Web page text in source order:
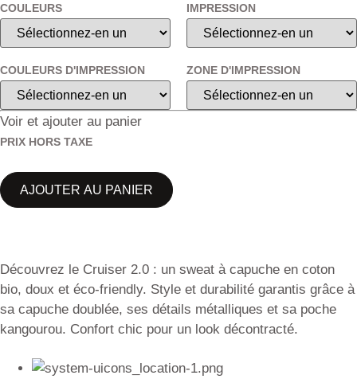
COULEURS IMPRESSION
COULEURS D'IMPRESSION ZONE D'IMPRESSION
Voir et ajouter au panier
PRIX HORS TAXE
AJOUTER AU PANIER
Découvrez le Cruiser 2.0 : un sweat à capuche en coton
bio, doux et éco-friendly. Style et durabilité garantis grâce à
sa capuche doublée, ses détails métalliques et sa poche
kangourou. Confort chic pour un look décontracté.